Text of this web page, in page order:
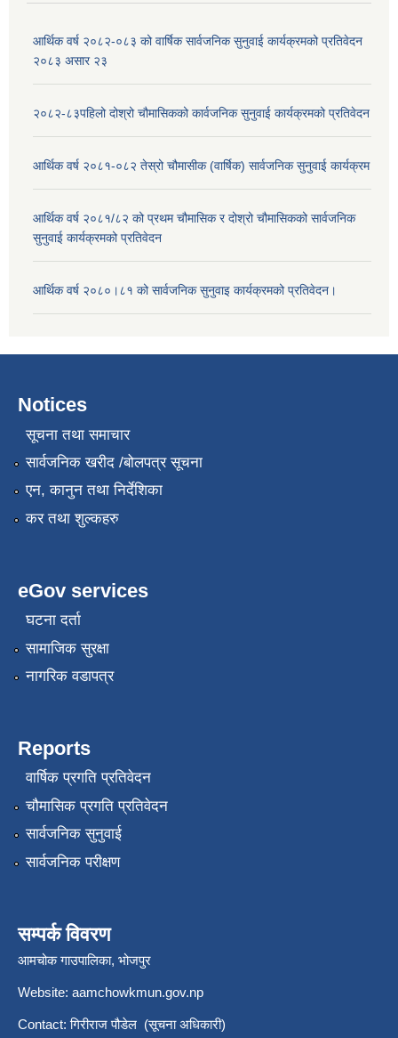
आर्थिक वर्ष २०८२-०८३ को वार्षिक सार्वजनिक सुनुवाई कार्यक्रमको प्रतिवेदन
२०८३ असार २३
२०८२-८३पहिलो दोश्रो चौमासिकको कार्वजनिक सुनुवाई कार्यक्रमको प्रतिवेदन
आर्थिक वर्ष २०८१-०८२ तेस्रो चौमासीक (वार्षिक) सार्वजनिक सुनुवाई कार्यक्रम
आर्थिक वर्ष २०८१/८२ को प्रथम चौमासिक र दोश्रो चौमासिकको सार्वजनिक
सुनुवाई कार्यक्रमको प्रतिवेदन
आर्थिक वर्ष २०८०।८१ को सार्वजनिक सुनुवाइ कार्यक्रमको प्रतिवेदन।
Notices
सूचना तथा समाचार
सार्वजनिक खरीद /बोलपत्र सूचना
एन, कानुन तथा निर्देशिका
कर तथा शुल्कहरु
eGov services
घटना दर्ता
सामाजिक सुरक्षा
नागरिक वडापत्र
Reports
वार्षिक प्रगति प्रतिवेदन
चौमासिक प्रगति प्रतिवेदन
सार्वजनिक सुनुवाई
सार्वजनिक परीक्षण
सम्पर्क विवरण
आमचोक गाउपालिका, भोजपुर
Website: aamchowkmun.gov.np
Contact: गिरीराज पौडेल (सूचना अधिकारी)